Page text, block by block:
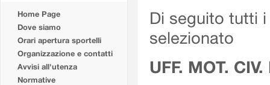
Home Page
Dove siamo
Orari apertura sportelli
Organizzazione e contatti
Avvisi all'utenza
Normative
Di seguito tutti
selezionato
UFF. MOT.